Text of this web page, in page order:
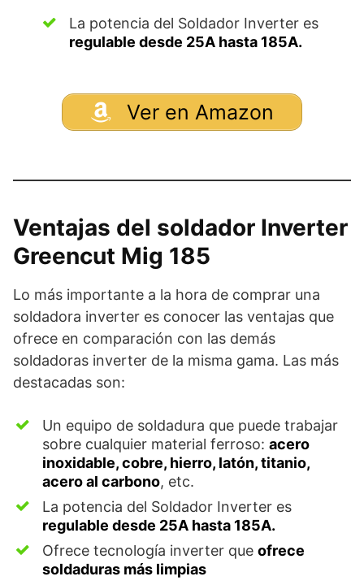
La potencia del Soldador Inverter es
regulable desde 25A hasta 185A.
Ver en Amazon
Ventajas del soldador Inverter
Greencut Mig 185
Lo más importante a la hora de comprar una
soldadora inverter es conocer las ventajas que
ofrece en comparación con las demás
soldadoras inverter de la misma gama. Las más
destacadas son:
Un equipo de soldadura que puede trabajar
sobre cualquier material ferroso: acero
inoxidable, cobre, hierro, latón, titanio,
acero al carbono, etc.
La potencia del Soldador Inverter es
regulable desde 25A hasta 185A.
Ofrece tecnología inverter que ofrece
soldaduras más limpias